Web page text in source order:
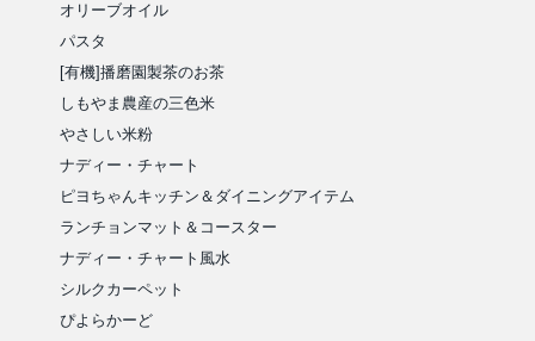
オリーブオイル
パスタ
[有機]播磨園製茶のお茶
しもやま農産の三色米
やさしい米粉
ナディー・チャート
ピヨちゃんキッチン＆ダイニングアイテム
ランチョンマット＆コースター
ナディー・チャート風水
シルクカーペット
ぴよらかーど